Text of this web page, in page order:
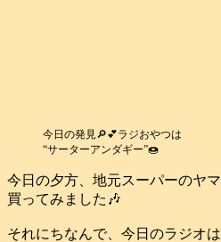
今日の発見🔎💕ラジおやつは
“サーターアンダギー”🍩
今日の夕方、地元スーパーのヤ
買ってみました🎶
それにちなんで、今日のラジオ